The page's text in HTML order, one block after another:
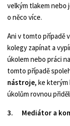
velkým tlakem nebo
o něco více.
Ani v tomto případě
kolegy zapínat a
úkolem nebo práci
tomto případě
nástroje, ke
úkolům rovnou
3. Mediátor a